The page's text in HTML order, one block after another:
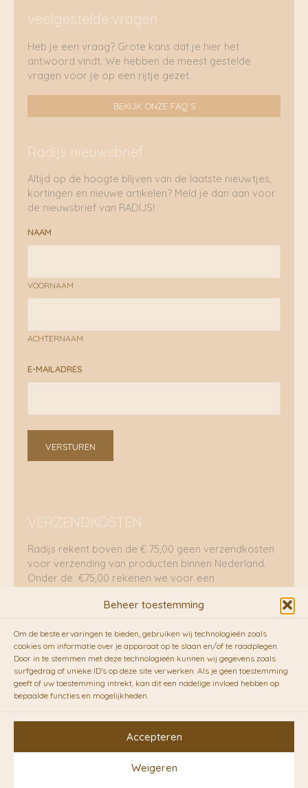
Beheer toestemming
Om de beste ervaringen te bieden, gebruiken wij technologieën zoals
cookies om informatie over je apparaat op te slaan en/of te raadplegen.
Door in te stemmen met deze technologieën kunnen wij gegevens zoals
surfgedrag of unieke ID's op deze site verwerken. Als je geen toestemming
geeft of uw toestemming intrekt, kan dit een nadelige invloed hebben op
bepaalde functies en mogelijkheden.
Accepteren
Weigeren
veelgestelde vragen
Heb je een vraag? Grote kans dat je hier het
antwoord vindt. We hebben de meest gestelde
vragen voor je op een rijtje gezet.
BEKIJK ONZE FAQ'S
Radijs nieuwsbrief
Altijd op de hoogte blijven van de laatste nieuwtjes,
kortingen en nieuwe artikelen? Meld je dan aan voor
de nieuwsbrief van RADIJS!
NAAM
VOORNAAM
ACHTERNAAM
E-MAILADRES
VERSTUREN
VERZENDKOSTEN
Radijs rekent boven de € 75,00 geen verzendkosten
voor verzending van producten binnen Nederland.
Onder de €75,00 rekenen we voor een
RADIJS werkt samen met de duurzame bezorgdienst
vanFietskoeriers.nl. Pakketten (mits voorradig) voor
10.00 uur besteld op een doordeweekse dag,
bezorgen zij soms nog op dezelfde dag in de
avonduren! Brievenbuspakjes de volgende dag. En
waar mogelijk ook echt op de fiets!!